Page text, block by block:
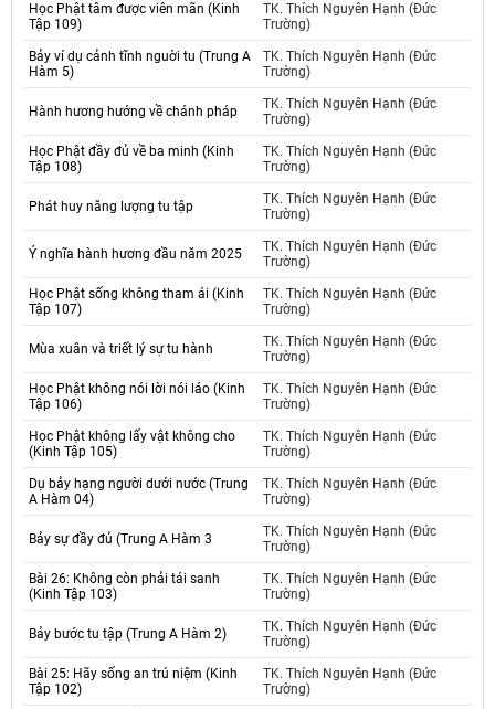
Học Phật tâm được viên mãn (Kinh
Tập 109)
TK. Thích Nguyên Hạnh (Đức
Trường)
Bảy ví dụ cảnh tĩnh nguời tu (Trung A
Hàm 5)
TK. Thích Nguyên Hạnh (Đức
Trường)
Hành hương hướng về chánh pháp
TK. Thích Nguyên Hạnh (Đức
Trường)
Học Phật đầy đủ về ba minh (Kinh
Tập 108)
TK. Thích Nguyên Hạnh (Đức
Trường)
Phát huy năng lượng tu tập
TK. Thích Nguyên Hạnh (Đức
Trường)
Ý nghĩa hành hương đầu năm 2025
TK. Thích Nguyên Hạnh (Đức
Trường)
Học Phật sống không tham ái (Kinh
Tập 107)
TK. Thích Nguyên Hạnh (Đức
Trường)
Mùa xuân và triết lý sự tu hành
TK. Thích Nguyên Hạnh (Đức
Trường)
Học Phật không nói lời nói láo (Kinh
Tập 106)
TK. Thích Nguyên Hạnh (Đức
Trường)
Học Phật không lấy vật không cho
(Kinh Tập 105)
TK. Thích Nguyên Hạnh (Đức
Trường)
Dụ bảy hạng người dưới nước (Trung
A Hàm 04)
TK. Thích Nguyên Hạnh (Đức
Trường)
Bảy sự đầy đủ (Trung A Hàm 3
TK. Thích Nguyên Hạnh (Đức
Trường)
Bài 26: Không còn phải tái sanh
(Kinh Tập 103)
TK. Thích Nguyên Hạnh (Đức
Trường)
Bảy bước tu tập (Trung A Hàm 2)
TK. Thích Nguyên Hạnh (Đức
Trường)
Bài 25: Hãy sống an trú niệm (Kinh
Tập 102)
TK. Thích Nguyên Hạnh (Đức
Trường)